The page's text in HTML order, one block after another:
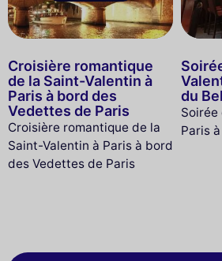
Croisière romantique
de la Saint-Valentin à
Paris à bord des
Vedettes de Paris
Croisière romantique de la
Saint-Valentin à Paris à bord
des Vedettes de Paris
du
Soirée
Paris